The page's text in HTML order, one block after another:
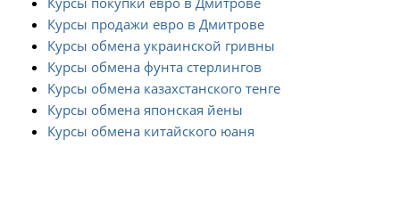
Курсы продажи евро в Дмитрове
Курсы обмена украинской гривны
Курсы обмена фунта стерлингов
Курсы обмена казахстанского тенге
Курсы обмена японская йены
Курсы обмена китайского юаня